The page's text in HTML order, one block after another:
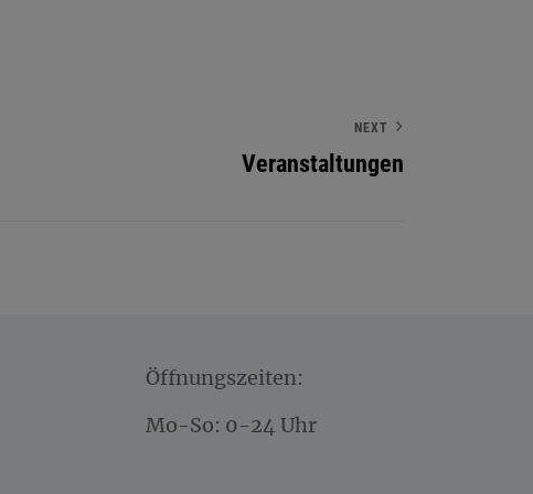
NEXT
Veranstaltungen
Öffnungszeiten:
Mo-So: 0-24 Uhr